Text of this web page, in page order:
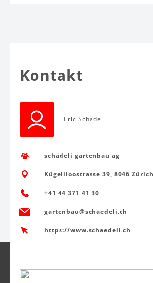
Kontakt
Eric Schädeli
schädeli gartenbau ag
Kügeliloostrasse 39, 8046 Zürich
+41 44 371 41 30
gartenbau@schaedeli.ch
https://www.schaedeli.ch